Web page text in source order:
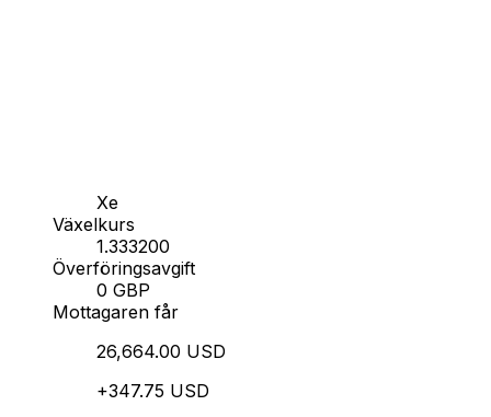
Xe
Växelkurs
1.333200
Överföringsavgift
0 GBP
Mottagaren får
26,664.00 USD
+347.75 USD